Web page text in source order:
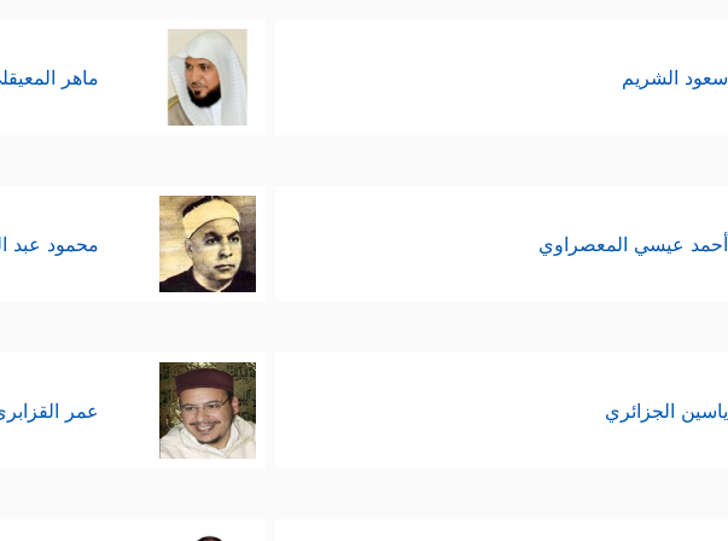
سعود الشريم ماهر
أحمد عيسي المعصراوي محمود عبد
ياسين الجزائري عمر